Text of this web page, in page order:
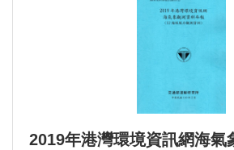
2019年港灣環境資訊網海氣